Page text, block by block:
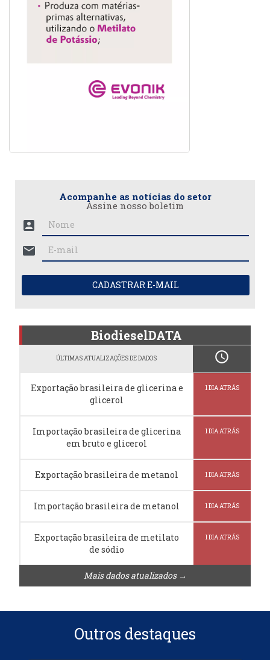
Acompanhe as notícias do setor
Assine nosso boletim
account_box
mail
CADASTRAR E-MAIL
BiodieselDATA
ÚLTIMAS ATUALIZAÇÕES DE DADOS schedule
Exportação brasileira de glicerina e
glicerol
1 DIA ATRÁS
Importação brasileira de glicerina
em bruto e glicerol
1 DIA ATRÁS
Exportação brasileira de metanol 1 DIA ATRÁS
Importação brasileira de metanol 1 DIA ATRÁS
Exportação brasileira de metilato
de sódio
1 DIA ATRÁS
Mais dados atualizados →
Outros destaques